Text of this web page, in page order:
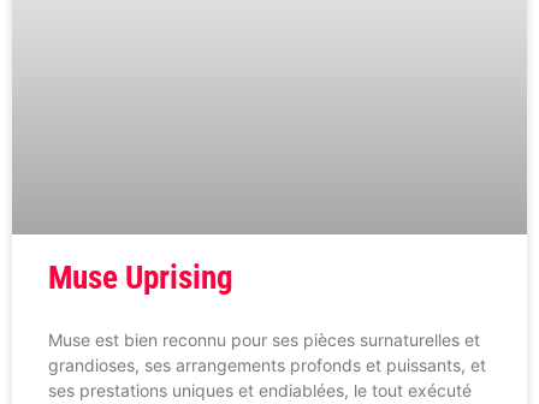
Muse Uprising
Muse est bien reconnu pour ses pièces surnaturelles et
grandioses, ses arrangements profonds et puissants, et
ses prestations uniques et endiablées, le tout exécuté